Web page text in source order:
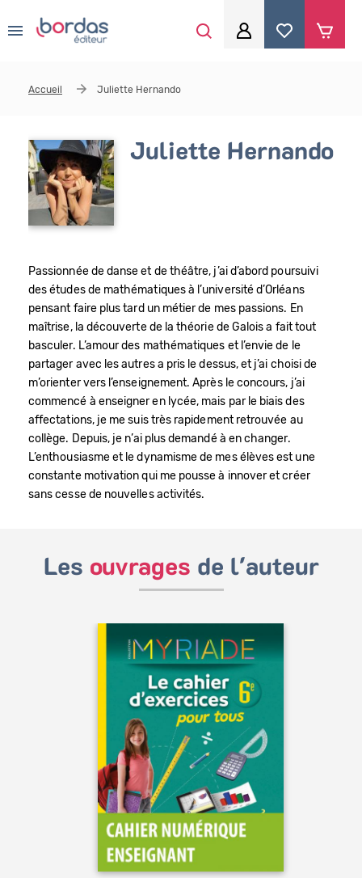
Mot de passe*
Mot de passe ou identifiant oublié
Bénéficiez de tarifs préférentiels
Téléchargez des ressources gratuites
Recevez des informations sur nos nouveautés
Accueil Juliette Hernando
Juliette Hernando
Passionnée de danse et de théâtre, j’ai d’abord poursuivi
des études de mathématiques à l’université d’Orléans
pensant faire plus tard un métier de mes passions. En
maîtrise, la découverte de la théorie de Galois a fait tout
basculer. L’amour des mathématiques et l’envie de le
partager avec les autres a pris le dessus, et j’ai choisi de
m’orienter vers l’enseignement. Après le concours, j’ai
commencé à enseigner en lycée, mais par le biais des
affectations, je me suis très rapidement retrouvée au
collège. Depuis, je n’ai plus demandé à en changer.
L’enthousiasme et le dynamisme de mes élèves est une
constante motivation qui me pousse à innover et créer
sans cesse de nouvelles activités.
Les ouvrages de l'auteur